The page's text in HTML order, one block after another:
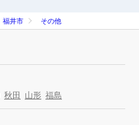
福井市 その他
秋田 山形 福島